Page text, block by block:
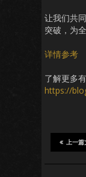
让我们共
突破，为
详情参考
了解更多
https://
上一篇